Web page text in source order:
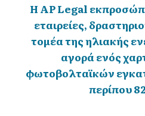
Η AP Legal
εταιρείες,
τομέα της ηλιακής
αγορά ενός
φωτοβολταϊκών
περίπου